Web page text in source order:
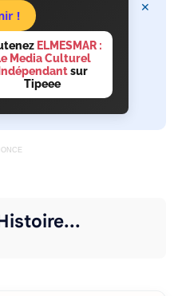
!
ELMESMAR :
Media Culturel
Indépendantsur
Tipeee